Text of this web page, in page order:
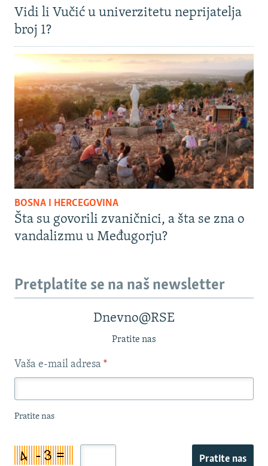
Vidi li Vučić u univerzitetu neprijatelja
broj 1?
BOSNA I HERCEGOVINA
Šta su govorili zvaničnici, a šta se zna o
vandalizmu u Međugorju?
Pretplatite se na naš newsletter
Dnevno@RSE
Pratite nas
Vaša e-mail adresa *
Pratite nas
Pratite nas